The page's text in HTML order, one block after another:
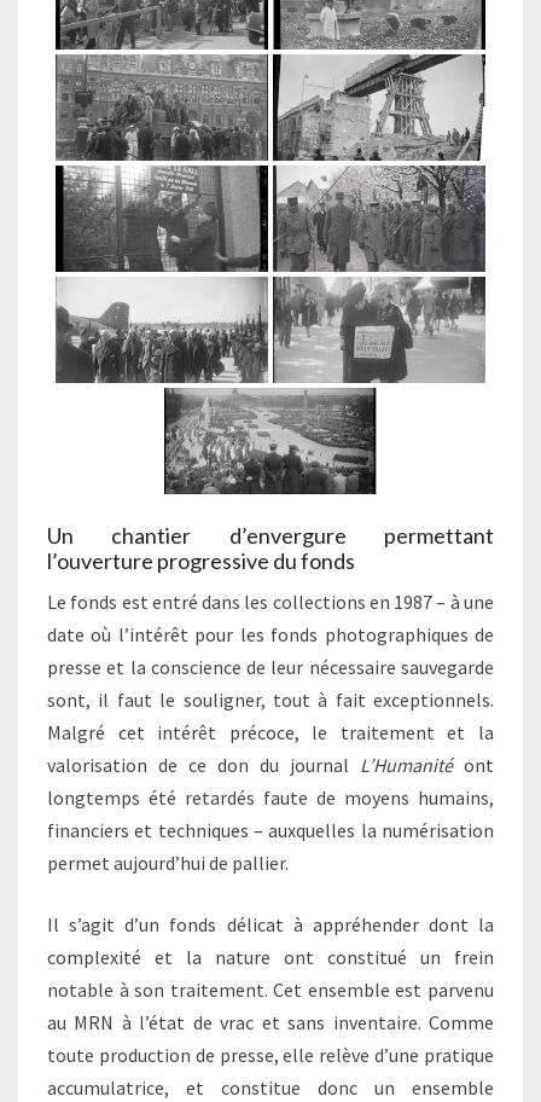
Un chantier d’envergure permettant
l’ouverture progressive du fonds
Le fonds est entré dans les collections en 1987 – à une
date où l’intérêt pour les fonds photographiques de
presse et la conscience de leur nécessaire sauvegarde
sont, il faut le souligner, tout à fait exceptionnels.
Malgré cet intérêt précoce, le traitement et la
valorisation de ce don du journal L’Humanitéont
longtemps été retardés faute de moyens humains,
financiers et techniques – auxquelles la numérisation
permet aujourd’hui de pallier.
Il s’agit d’un fonds délicat à appréhender dont la
complexité et la nature ont constitué un frein
notable à son traitement. Cet ensemble est parvenu
au MRN à l’état de vrac et sans inventaire. Comme
toute production de presse, elle relève d’une pratique
accumulatrice, et constitue donc un ensemble